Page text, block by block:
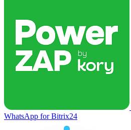
WhatsApp for Bitrix24